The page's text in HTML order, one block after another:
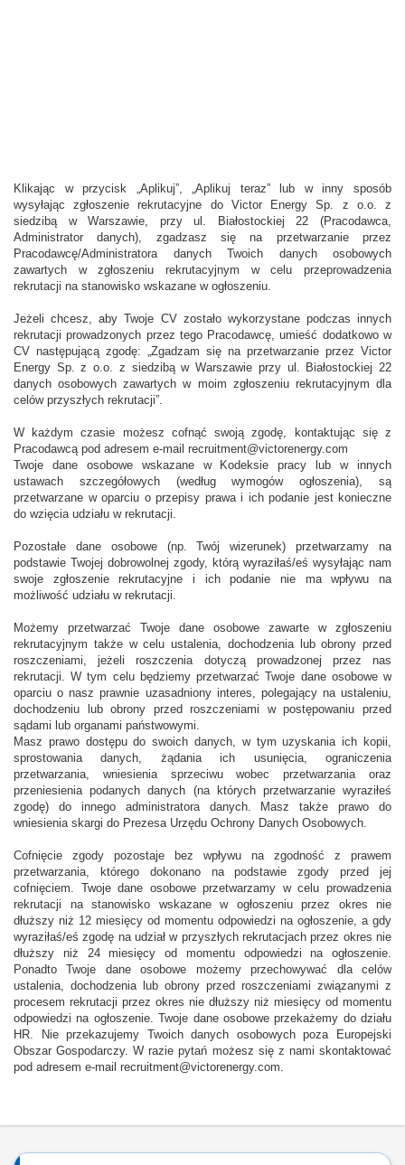
Klikając w przycisk „Aplikuj”, „Aplikuj teraz” lub w inny sposób
wysyłając zgłoszenie rekrutacyjne do Victor Energy Sp. z o.o. z
siedzibą w Warszawie, przy ul. Białostockiej 22 (Pracodawca,
Administrator danych), zgadzasz się na przetwarzanie przez
Pracodawcę/Administratora danych Twoich danych osobowych
zawartych w zgłoszeniu rekrutacyjnym w celu przeprowadzenia
rekrutacji na stanowisko wskazane w ogłoszeniu.
Jeżeli chcesz, aby Twoje CV zostało wykorzystane podczas innych
rekrutacji prowadzonych przez tego Pracodawcę, umieść dodatkowo w
CV następującą zgodę: „Zgadzam się na przetwarzanie przez Victor
Energy Sp. z o.o. z siedzibą w Warszawie przy ul. Białostockiej 22
danych osobowych zawartych w moim zgłoszeniu rekrutacyjnym dla
celów przyszłych rekrutacji”.
W każdym czasie możesz cofnąć swoją zgodę, kontaktując się z
Pracodawcą pod adresem e-mail recruitment@victorenergy.com
Twoje dane osobowe wskazane w Kodeksie pracy lub w innych
ustawach szczegółowych (według wymogów ogłoszenia), są
przetwarzane w oparciu o przepisy prawa i ich podanie jest konieczne
do wzięcia udziału w rekrutacji.
Pozostałe dane osobowe (np. Twój wizerunek) przetwarzamy na
podstawie Twojej dobrowolnej zgody, którą wyraziłaś/eś wysyłając nam
swoje zgłoszenie rekrutacyjne i ich podanie nie ma wpływu na
możliwość udziału w rekrutacji.
Możemy przetwarzać Twoje dane osobowe zawarte w zgłoszeniu
rekrutacyjnym także w celu ustalenia, dochodzenia lub obrony przed
roszczeniami, jeżeli roszczenia dotyczą prowadzonej przez nas
rekrutacji. W tym celu będziemy przetwarzać Twoje dane osobowe w
oparciu o nasz prawnie uzasadniony interes, polegający na ustaleniu,
dochodzeniu lub obrony przed roszczeniami w postępowaniu przed
sądami lub organami państwowymi.
Masz prawo dostępu do swoich danych, w tym uzyskania ich kopii,
sprostowania danych, żądania ich usunięcia, ograniczenia
przetwarzania, wniesienia sprzeciwu wobec przetwarzania oraz
przeniesienia podanych danych (na których przetwarzanie wyraziłeś
zgodę) do innego administratora danych. Masz także prawo do
wniesienia skargi do Prezesa Urzędu Ochrony Danych Osobowych.
Cofnięcie zgody pozostaje bez wpływu na zgodność z prawem
przetwarzania, którego dokonano na podstawie zgody przed jej
cofnięciem. Twoje dane osobowe przetwarzamy w celu prowadzenia
rekrutacji na stanowisko wskazane w ogłoszeniu przez okres nie
dłuższy niż 12 miesięcy od momentu odpowiedzi na ogłoszenie, a gdy
wyraziłaś/eś zgodę na udział w przyszłych rekrutacjach przez okres nie
dłuższy niż 24 miesięcy od momentu odpowiedzi na ogłoszenie.
Ponadto Twoje dane osobowe możemy przechowywać dla celów
ustalenia, dochodzenia lub obrony przed roszczeniami związanymi z
procesem rekrutacji przez okres nie dłuższy niż miesięcy od momentu
odpowiedzi na ogłoszenie. Twoje dane osobowe przekażemy do działu
HR. Nie przekazujemy Twoich danych osobowych poza Europejski
Obszar Gospodarczy. W razie pytań możesz się z nami skontaktować
pod adresem e-mail recruitment@victorenergy.com.